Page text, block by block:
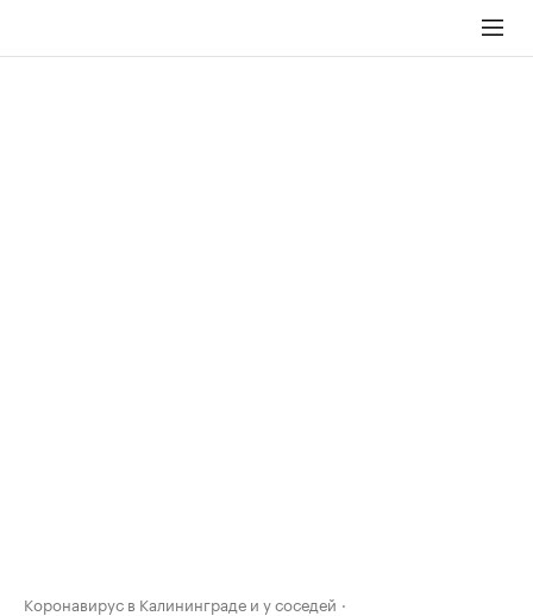
Коронавирус в Калининграде и у соседей